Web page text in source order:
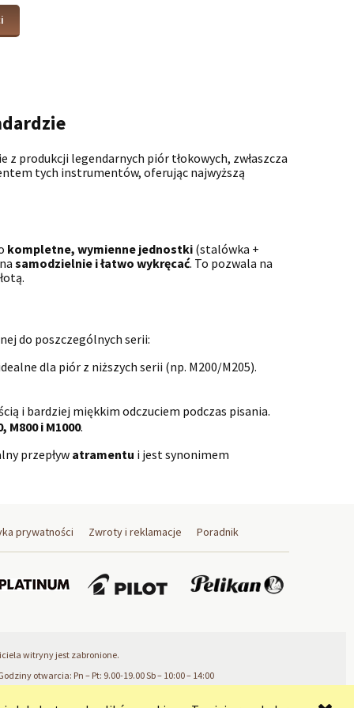
produkcji legendarnych piór tłokowych, zwłaszcza
tych instrumentów, oferując najwyższą
kompletne, wymienne jednostki (stalówka +
samodzielnie i łatwo wykręcać. To pozwala na
do poszczególnych serii:
dla piór z niższych serii (np. M200/M205).
i bardziej miękkim odczuciem podczas pisania.
M800 i M1000.
przepływ atramentu i jest synonimem
prywatności Zwroty i reklamacje Poradnik
witryny jest zabronione.
otwarcia: Pn – Pt: 9.00-19.00 Sb – 10:00 – 14:00